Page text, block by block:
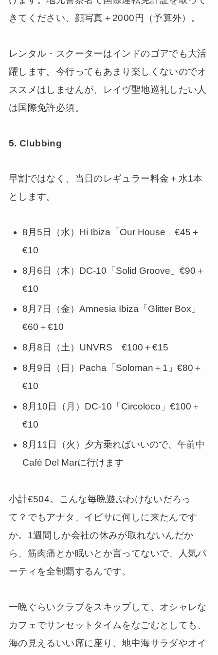
きてください、顔写真＋2000円（予算外）。
レンタル・スクーターはインドのゴアでも大活
躍します。今行ってもあまり楽しくないのでオ
ススメはしませんが、レイヴ聖地巡礼したい人
は国際免許必須。
5. Clubbing
早割ではなく、当日のレギュラー料金＋水1本
とします。
8月5日（水）Hi Ibiza「Our House」€45＋
€10
8月6日（木）DC-10「Solid Groove」€90＋
€10
8月7日（金）Amnesia Ibiza「Glitter Box」
€60＋€10
8月8日（土）UNVRS €100＋€15
8月9日（日）Pacha「Soloman＋1」€80＋
€10
8月10日（月）DC-10「Circoloco」€100＋
€10
8月11日（火）夕方乗ればいいので、午前中
Café Del Marに行けます
小計€504。こんな毎晩遊ぶわけないだろっ
て？でもアナタ、イビサに何しに来たんです
か。1週間しか会社の休みが取れないんだか
ら、筋肉痛とか眠いとか言ってないで、人気パ
ーティを全制覇するんです。
一晩ぐらいクラブをスキップして、オシャレな
カフェでサンセットタイムをなごむとしても、
海の見えるいい席に座り、地中海サラダやオイ